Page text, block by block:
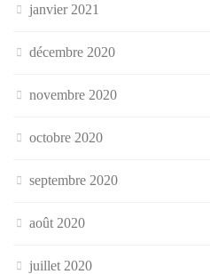
janvier 2021
décembre 2020
novembre 2020
octobre 2020
septembre 2020
août 2020
juillet 2020